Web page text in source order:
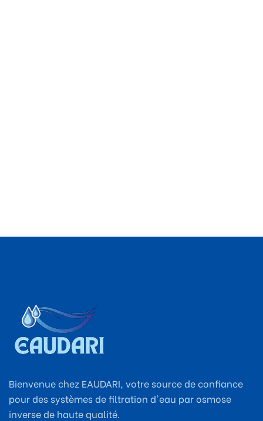
Bienvenue chez EAUDARI, votre source de confiance
pour des systèmes de filtration d'eau par osmose
inverse de haute qualité.